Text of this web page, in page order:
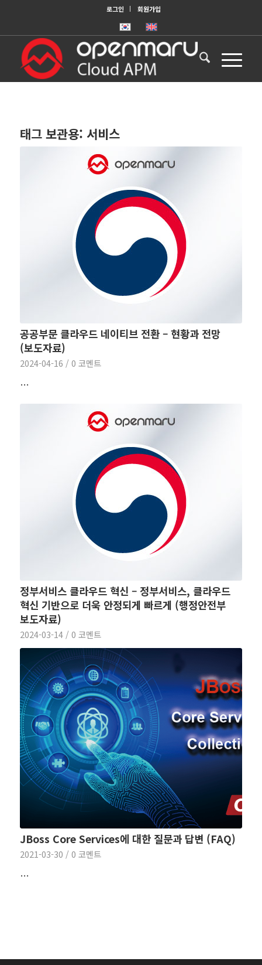
로그인 회원가입
태그 보관용: 서비스
공공부문 클라우드 네이티브 전환 – 현황과 전망
(보도자료)
2024-04-16 / 0 코멘트
…
정부서비스 클라우드 혁신 – 정부서비스, 클라우드
혁신 기반으로 더욱 안정되게 빠르게 (행정안전부
보도자료)
2024-03-14 / 0 코멘트
JBoss Core Services에 대한 질문과 답변 (FAQ)
2021-03-30 / 0 코멘트
…